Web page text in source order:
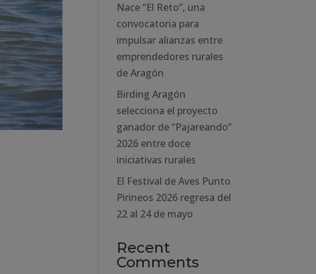
Nace “El Reto”, una
convocatoria para
impulsar alianzas entre
emprendedores rurales
de Aragón
Birding Aragón
selecciona el proyecto
ganador de “Pajareando”
2026 entre doce
iniciativas rurales
El Festival de Aves Punto
Pirineos 2026 regresa del
22 al 24 de mayo
Recent
Comments